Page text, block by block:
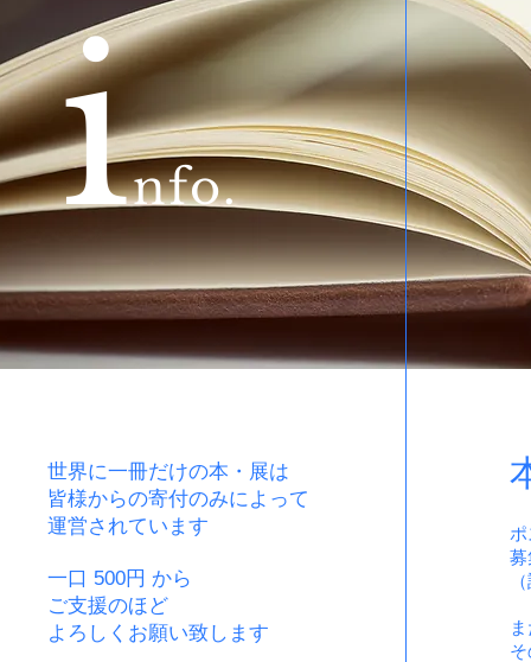
info.
世界に一冊だけの本・展は
皆様からの寄付のみによって
運営されています
一口 500円 から
ご支援のほど
よろしくお願い致します
募